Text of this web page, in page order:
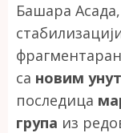
Башара Асада,
са новим
последица
група из